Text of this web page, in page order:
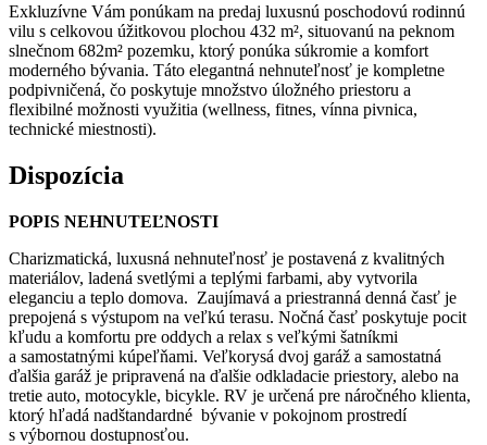
Exkluzívne Vám ponúkam na predaj luxusnú poschodovú rodinnú
vilu s celkovou úžitkovou plochou 432 m², situovanú na peknom
slnečnom 682m² pozemku, ktorý ponúka súkromie a komfort
moderného bývania. Táto elegantná nehnuteľnosť je kompletne
podpivničená, čo poskytuje množstvo úložného priestoru a
flexibilné možnosti využitia (wellness, fitnes, vínna pivnica,
technické miestnosti).
Dispozícia
POPIS NEHNUTEĽNOSTI
Charizmatická, luxusná nehnuteľnosť je postavená z kvalitných
materiálov, ladená svetlými a teplými farbami, aby vytvorila
eleganciu a teplo domova. Zaujímavá a priestranná denná časť je
prepojená s výstupom na veľkú terasu. Nočná časť poskytuje pocit
kľudu a komfortu pre oddych a relax s veľkými šatníkmi
a samostatnými kúpeľňami. Veľkorysá dvoj garáž a samostatná
ďalšia garáž je pripravená na ďalšie odkladacie priestory, alebo na
tretie auto, motocykle, bicykle. RV je určená pre náročného klienta,
ktorý hľadá nadštandardné bývanie v pokojnom prostredí
s výbornou dostupnosťou.